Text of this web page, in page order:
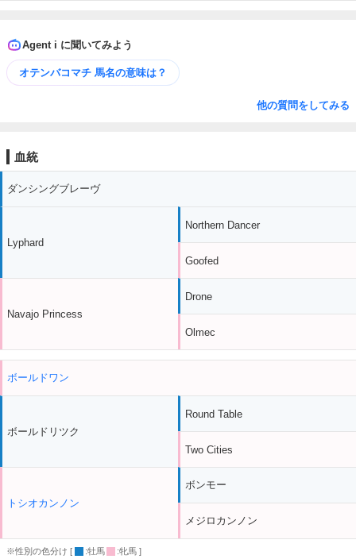
Agent i に聞いてみよう
オテンバコマチ 馬名の意味は？
他の質問をしてみる
血統
ダンシングブレーヴ
Lyphard
Navajo Princess
Northern Dancer
Goofed
Drone
Olmec
ボールドワン
ボールドリツク
トシオカンノン
Round Table
Two Cities
ボンモー
メジロカンノン
※性別の色分け [ :牡馬 :牝馬 ]